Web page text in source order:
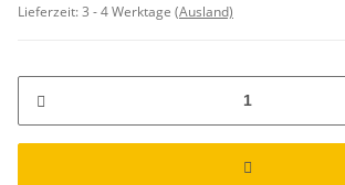
Lieferzeit:3 - 4 Werktage (Ausland)